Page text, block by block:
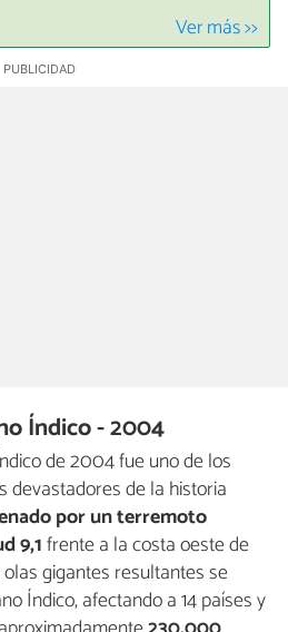
Ver más >>
Índico - 2004
de 2004 fue uno de los
devastadores de la historia
por un terremoto
9,1frente a la costa oeste de
gigantes resultantes se
Índico, afectando a 14 países y